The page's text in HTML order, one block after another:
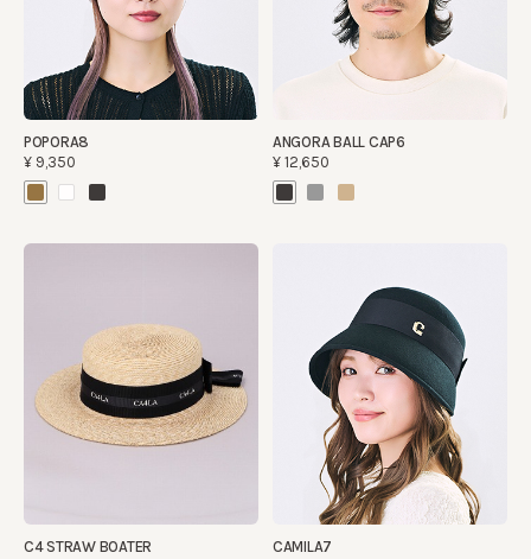
POPORA8
¥9,350
ANGORA BALL CAP6
¥12,650
C4 STRAW BOATER
CAMILA7